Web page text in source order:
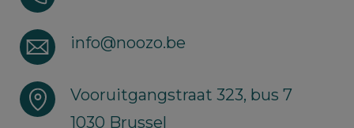
info@noozo.be
Vooruitgangstraat 323, bus 7
1030 Brussel